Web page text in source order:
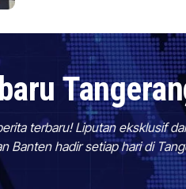
terbaru! Liputan eksklusif
Banten hadir setiap hari di